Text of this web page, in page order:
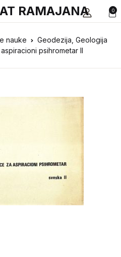
0
RAMAJANA
nauke
Geodezija, Geologija
psihrometar II